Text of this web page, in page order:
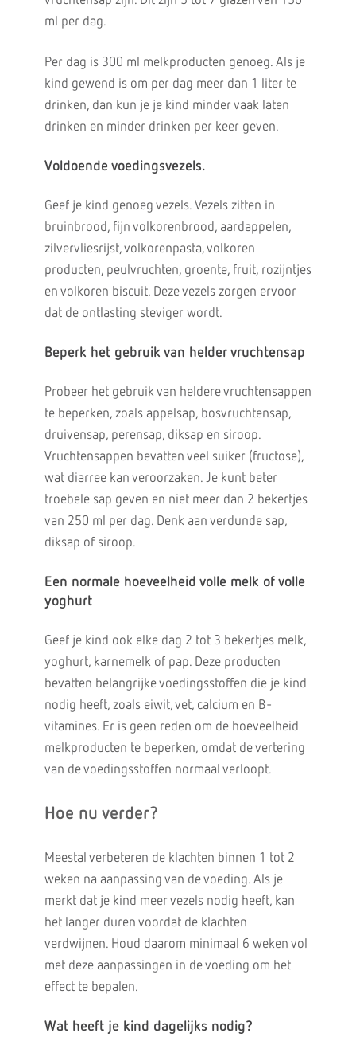
ml per dag.
Per dag is 300 ml melkproducten genoeg. Als je
kind gewend is om per dag meer dan 1 liter te
drinken, dan kun je je kind minder vaak laten
drinken en minder drinken per keer geven.
Voldoende voedingsvezels.
Geef je kind genoeg vezels. Vezels zitten in
bruinbrood, fijn volkorenbrood, aardappelen,
zilvervliesrijst, volkorenpasta, volkoren
producten, peulvruchten, groente, fruit, rozijntjes
en volkoren biscuit. Deze vezels zorgen ervoor
dat de ontlasting steviger wordt.
Beperk het gebruik van helder vruchtensap
Probeer het gebruik van heldere vruchtensappen
te beperken, zoals appelsap, bosvruchtensap,
druivensap, perensap, diksap en siroop.
Vruchtensappen bevatten veel suiker (fructose),
wat diarree kan veroorzaken. Je kunt beter
troebele sap geven en niet meer dan 2 bekertjes
van 250 ml per dag. Denk aan verdunde sap,
diksap of siroop.
Een normale hoeveelheid volle melk of volle
yoghurt
Geef je kind ook elke dag 2 tot 3 bekertjes melk,
yoghurt, karnemelk of pap. Deze producten
bevatten belangrijke voedingsstoffen die je kind
nodig heeft, zoals eiwit, vet, calcium en B-
vitamines. Er is geen reden om de hoeveelheid
melkproducten te beperken, omdat de vertering
van de voedingsstoffen normaal verloopt.
Hoe nu verder?
Meestal verbeteren de klachten binnen 1 tot 2
weken na aanpassing van de voeding. Als je
merkt dat je kind meer vezels nodig heeft, kan
het langer duren voordat de klachten
verdwijnen. Houd daarom minimaal 6 weken vol
met deze aanpassingen in de voeding om het
effect te bepalen.
Wat heeft je kind dagelijks nodig?